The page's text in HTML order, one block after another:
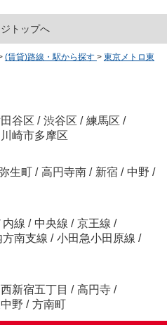
トップへ
(賃貸)路線・駅から探す > 東京メトロ東
谷区 / 渋谷区 / 練馬区 /
川崎市多摩区
生町 / 高円寺南 / 新宿 / 中野 /
内線 / 中央線 / 京王線 /
方南支線 / 小田急小田原線 /
西新宿五丁目 / 高円寺 /
野 / 方南町